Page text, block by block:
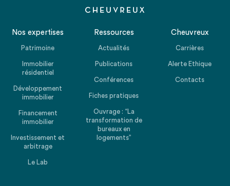
Nos expertises
Patrimoine
Immobilier
résidentiel
Développement
immobilier
Financement
immobilier
Investissement et
arbitrage
Le Lab
Ressources
Actualités
Publications
Conférences
Fiches pratiques
Ouvrage : “La
transformation de
bureaux en
logements”
Cheuvreux
Carrières
Alerte Ethique
Contacts